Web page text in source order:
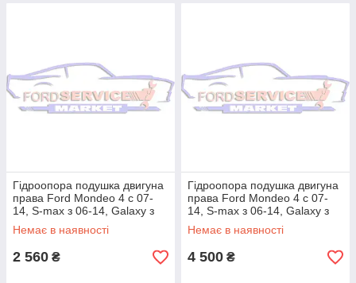
Гідроопора подушка двигуна
права Ford Mondeo 4 c 07-
14, S-max з 06-14, Galaxy з
06-15 для 2.0 EcoBoost
Немає в наявності
2 560 ₴
Гідроопора подушка двигуна
права Ford Mondeo 4 c 07-
14, S-max з 06-14, Galaxy з
06-15 для 2.0 EcoBoost
Немає в наявності
4 500 ₴